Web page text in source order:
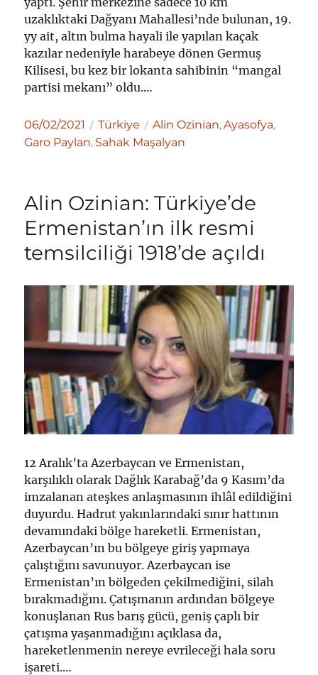
uzaklıktaki Dağyanı Mahallesi’nde bulunan, 19.
yy ait, altın bulma hayali ile yapılan kaçak
kazılar nedeniyle harabeye dönen Germuş
Kilisesi, bu kez bir lokanta sahibinin “mangal
partisi mekanı” oldu.…
Yayın
tarihi
06/02/2021 Kategoriler
Türkiye Etiketler
Alin Ozinian,Ayasofya,
Garo Paylan, Sahak Maşalyan
Alin Ozinian: Türkiye’de
Ermenistan’ın ilk resmi
temsilciliği 1918’de açıldı
12 Aralık’ta Azerbaycan ve Ermenistan,
karşılıklı olarak Dağlık Karabağ’da 9 Kasım’da
imzalanan ateşkes anlaşmasının ihlâl edildiğini
duyurdu. Hadrut yakınlarındaki sınır hattının
devamındaki bölge hareketli. Ermenistan,
Azerbaycan’ın bu bölgeye giriş yapmaya
çalıştığını savunuyor. Azerbaycan ise
Ermenistan’ın bölgeden çekilmediğini, silah
bırakmadığını. Çatışmanın ardından bölgeye
konuşlanan Rus barış gücü, geniş çaplı bir
çatışma yaşanmadığını açıklasa da,
hareketlenmenin nereye evrileceği hala soru
işareti.…